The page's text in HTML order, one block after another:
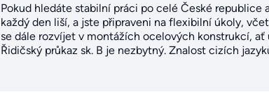
Pokud hledáte stabilní práci po celé České
každý den liší, a jste připraveni na flexibilní úkoly,
se dále rozvíjet v montážích ocelových konstrukcí,
Řidičský průkaz sk. B je nezbytný. Znalost cizích